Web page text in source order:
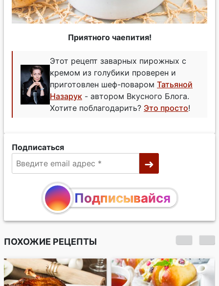
Приятного чаепития!
Этот рецепт заварных пирожных с
кремом из голубики проверен и
приготовлен шеф-поваром Татьяной
Назарук - автором Вкусного Блога.
Хотите поблагодарить? Это просто!
Подписаться
Подписывайся
ПОХОЖИЕ РЕЦЕПТЫ
Ореховые пирожные
с заварным кремом